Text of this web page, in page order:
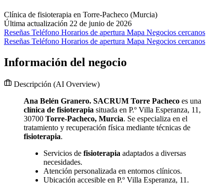
Clínica de fisioterapia en Torre-Pacheco (Murcia)
Última actualización 22 de junio de 2026
Reseñas Teléfono Horarios de apertura Mapa Negocios cercanos
Reseñas Teléfono Horarios de apertura Mapa Negocios cercanos
Información del negocio
Descripción (AI Overview)
Ana Belén Granero. SACRUM Torre Pacheco es una
clínica de fisioterapia situada en P.º Villa Esperanza, 11,
30700 Torre-Pacheco, Murcia. Se especializa en el
tratamiento y recuperación física mediante técnicas de
fisioterapia.
Servicios de fisioterapia adaptados a diversas
necesidades.
Atención personalizada en entornos clínicos.
Ubicación accesible en P.º Villa Esperanza, 11.